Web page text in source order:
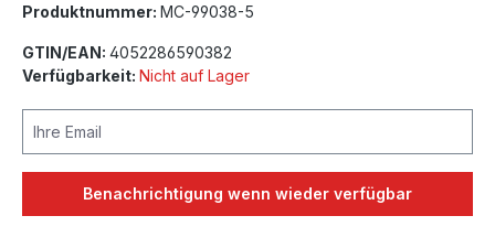
Produktnummer: MC-99038-5
GTIN/EAN: 4052286590382
Verfügbarkeit: Nicht auf Lager
Benachrichtigung wenn wieder verfügbar